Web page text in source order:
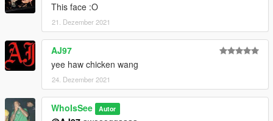
This face :O
21. Dezember 2021
AJ97
yee haw chicken wang
24. Dezember 2021
WhoIsSee Autor